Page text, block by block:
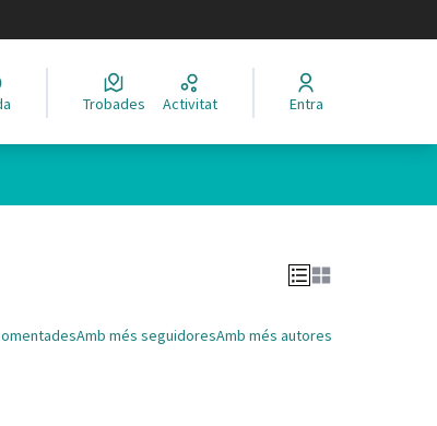
Trobades Activitat Entra
Amb més seguidoresAmb més autores